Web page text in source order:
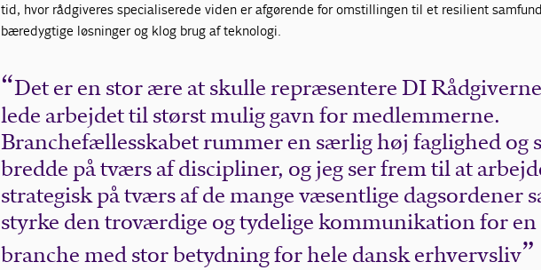
tid, hvor rådgiveres specialiserede viden er afgørende for omstillingen til et resilient
bæredygtige løsninger og klog brug af teknologi.
Det er en stor ære at skulle repræsentere DI
lede arbejdet til størst mulig gavn for medlemmerne.
Branchefællesskabet rummer en særlig høj faglighed og
bredde på tværs af discipliner, og jeg ser frem til at
strategisk på tværs af de mange væsentlige dagsordener
styrke den troværdige og tydelige kommunikation for en
branche med stor betydning for hele dansk erhvervsliv